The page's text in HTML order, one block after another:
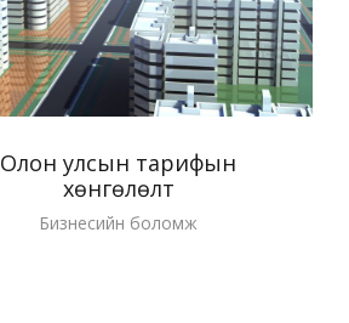
Олон улсын тарифын
хөнгөлөлт
Бизнесийн боломж